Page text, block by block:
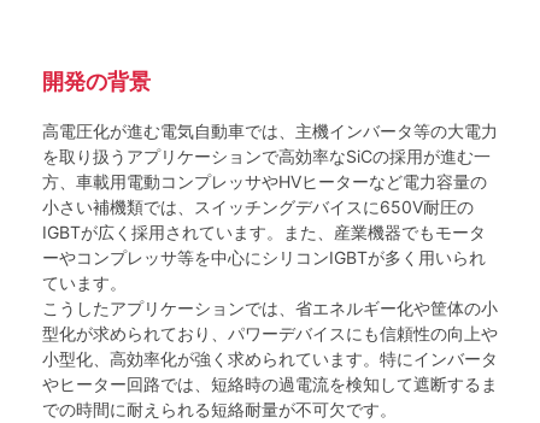
開発の背景
高電圧化が進む電気自動車では、主機インバータ等の大電力
を取り扱うアプリケーションで高効率なSiCの採用が進む一
方、車載用電動コンプレッサやHVヒーターなど電力容量の
小さい補機類では、スイッチングデバイスに650V耐圧の
IGBTが広く採用されています。また、産業機器でもモータ
ーやコンプレッサ等を中心にシリコンIGBTが多く用いられ
ています。
こうしたアプリケーションでは、省エネルギー化や筐体の小
型化が求められており、パワーデバイスにも信頼性の向上や
小型化、高効率化が強く求められています。特にインバータ
やヒーター回路では、短絡時の過電流を検知して遮断するま
での時間に耐えられる短絡耐量が不可欠です。